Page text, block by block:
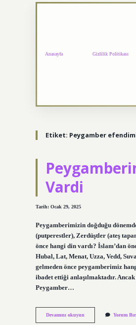
Anasayfa Gizlilik Politikası
Etiket: Peygamber
Vardi
Tarih: Ocak 29, 2025
Peygamberimizin doğduğu
(putperestler), Zerdüştler (ateş
önce hangi din vardı? İslam’dan
Hubal, Lat, Menat, Uzza, Vedd,
gelmeden önce peygamberimiz
ibadet ettiği anlaşılmaktadır.
Peygamber…
Devamını okuyun Peygamberimizin
Dogdugu
Yorum